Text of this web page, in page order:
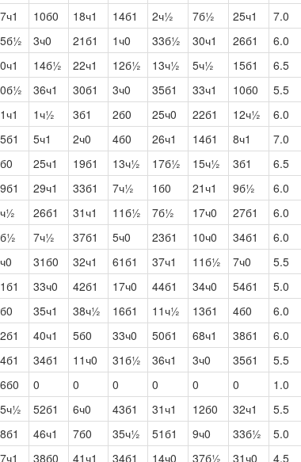
10б0 18ч1 14б1 2ч½ 7б½ 25ч1 7.0
3ч0 21б1 1ч0 33б½ 30ч1 26б1 6.0
14б½ 22ч1 12б½ 13ч½ 5ч½ 15б1 6.5
36ч1 30б1 3ч0 35б1 33ч1 10б0 5.5
1ч½ 3б1 2б0 25ч0 22б1 12ч½ 6.0
5ч1 2ч0 4б0 26ч1 14б1 8ч1 7.0
25ч1 19б1 13ч½ 17б½ 15ч½ 3б1 6.5
29ч1 33б1 7ч½ 1б0 21ч1 9б½ 6.0
26б1 31ч1 11б½ 7б½ 17ч0 27б1 6.0
7ч½ 37б1 5ч0 23б1 10ч0 34б1 6.0
31б0 32ч1 61б1 37ч1 11б½ 7ч0 5.5
33ч0 42б1 17ч0 44б1 34ч0 54б1 5.0
35ч1 38ч½ 16б1 11ч½ 13б1 4б0 6.0
40ч1 5б0 33ч0 50б1 68ч1 38б1 6.0
34б1 11ч0 31б½ 36ч1 3ч0 35б1 5.5
0 0 0 0 0 0 1.0
52б1 6ч0 43б1 31ч1 12б0 32ч1 5.5
46ч1 7б0 35ч½ 51б1 9ч0 33б½ 5.0
38б0 41ч1 34б1 14ч0 37б½ 31ч0 4.5